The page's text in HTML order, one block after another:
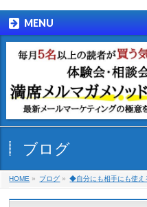
MENU
ブログ
HOME » ブログ » ◆自分にも相手にも使え